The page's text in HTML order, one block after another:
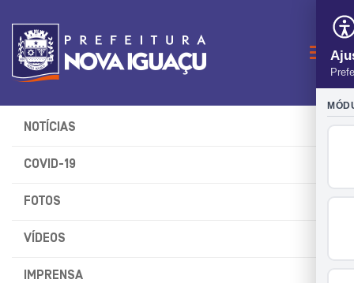
NOTÍCIAS
COVID-19
FOTOS
VÍDEOS
IMPRENSA